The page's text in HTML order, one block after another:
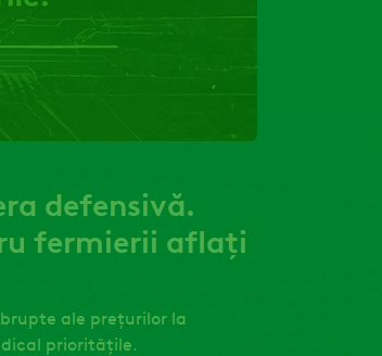
defensivă.
fermierii aflați
ale prețurilor la
prioritățile.